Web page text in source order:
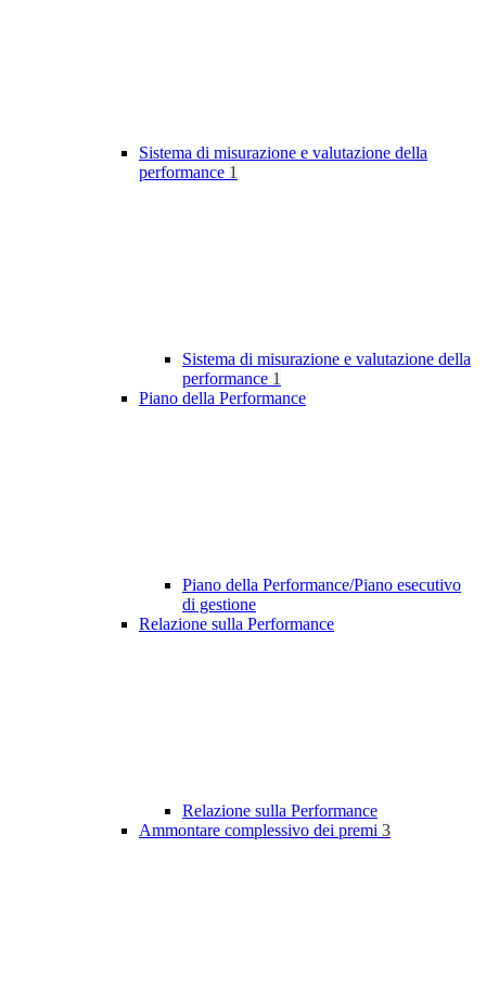
Sistema di misurazione e valutazione della
performance 1
Sistema di misurazione e valutazione della
performance 1
Piano della Performance
Piano della Performance/Piano esecutivo
di gestione
Relazione sulla Performance
Relazione sulla Performance
Ammontare complessivo dei premi 3